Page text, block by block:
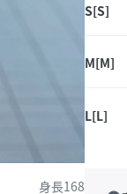
身長168
S[S]
M[M]
L[L]